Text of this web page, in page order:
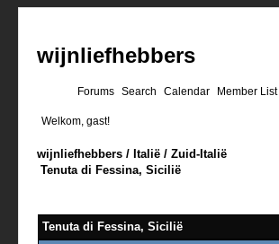
wijnliefhebbers
Forums Search Calendar Member List
Welkom, gast!
wijnliefhebbers / Italië /Zuid-Italië
Tenuta di Fessina, Sicilië
Tenuta di Fessina, Sicilië